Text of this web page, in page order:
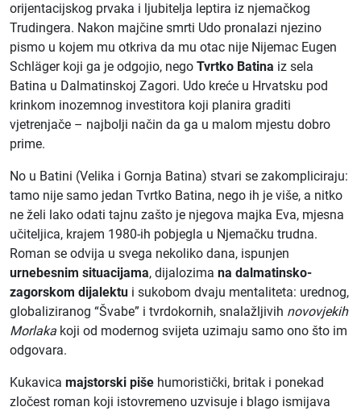
orijentacijskog prvaka i ljubitelja leptira iz njemačkog
Trudingera. Nakon majčine smrti Udo pronalazi njezino
pismo u kojem mu otkriva da mu otac nije Nijemac Eugen
Schläger koji ga je odgojio, nego Tvrtko Batina iz sela
Batina u Dalmatinskoj Zagori. Udo kreće u Hrvatsku pod
krinkom inozemnog investitora koji planira graditi
vjetrenjače – najbolji način da ga u malom mjestu dobro
prime.
No u Batini (Velika i Gornja Batina) stvari se zakompliciraju:
tamo nije samo jedan Tvrtko Batina, nego ih je više, a nitko
ne želi lako odati tajnu zašto je njegova majka Eva, mjesna
učiteljica, krajem 1980-ih pobjegla u Njemačku trudna.
Roman se odvija u svega nekoliko dana, ispunjen
urnebesnim situacijama, dijalozima na dalmatinsko-
zagorskom dijalektu i sukobom dvaju mentaliteta: urednog,
globaliziranog “Švabe” i tvrdokornih, snalažljivih novovjekih
Morlaka koji od modernog svijeta uzimaju samo ono što im
odgovara.
Kukavica majstorski piše humoristički, britak i ponekad
zločest roman koji istovremeno uzvisuje i blago ismijava